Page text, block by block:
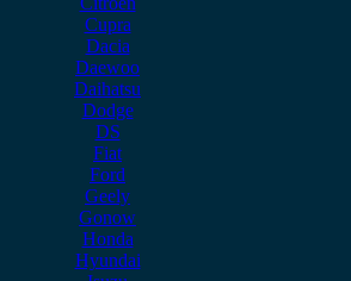
Cupra
Dacia
Daewoo
Daihatsu
Dodge
DS
Fiat
Ford
Geely
Gonow
Honda
Hyundai